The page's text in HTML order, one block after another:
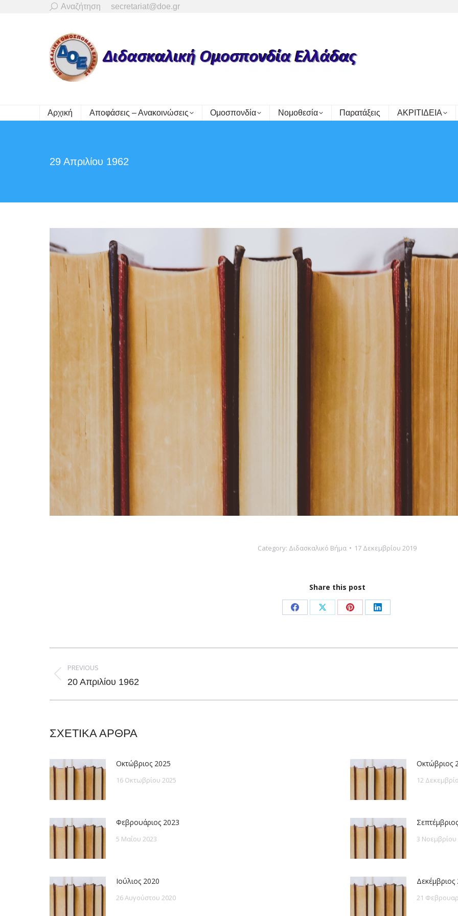
Search:
Αναζήτηση secretariat@doe.gr
Αρχική Αποφάσεις – Ανακοινώσεις Ομοσπονδία Νομοθεσία Παρατάξεις ΑΚΡΙΤΙΔΕΙΑ
29 Απριλίου 1962
Category: Διδασκαλικό Βήμα 17 Δεκεμβρίου 2019
Share this post
Share
Facebook
Share
X
Share
Pinterest
Share
LinkedIn
navigation
PREVIOUS
Previous
20 Απριλίου 1962
ΣΧΕΤΙΚΑ ΑΡΘΡΑ
Οκτώβριος 2025
16 Οκτωβρίου 2025
Οκτώβριος
12
Φεβρουάριος 2023
5 Μαΐου 2023 3 Νοεμβρίου
Ιούλιος 2020
26 Αυγούστου 2020
Δεκέμβριος
21